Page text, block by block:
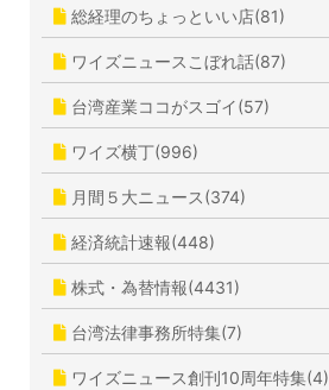
総経理のちょっといい店(81)
ワイズニュースこぼれ話(87)
台湾産業ココがスゴイ(57)
ワイズ横丁(996)
月間５大ニュース(374)
経済統計速報(448)
株式・為替情報(4431)
台湾法律事務所特集(7)
ワイズニュース創刊10周年特集(4)